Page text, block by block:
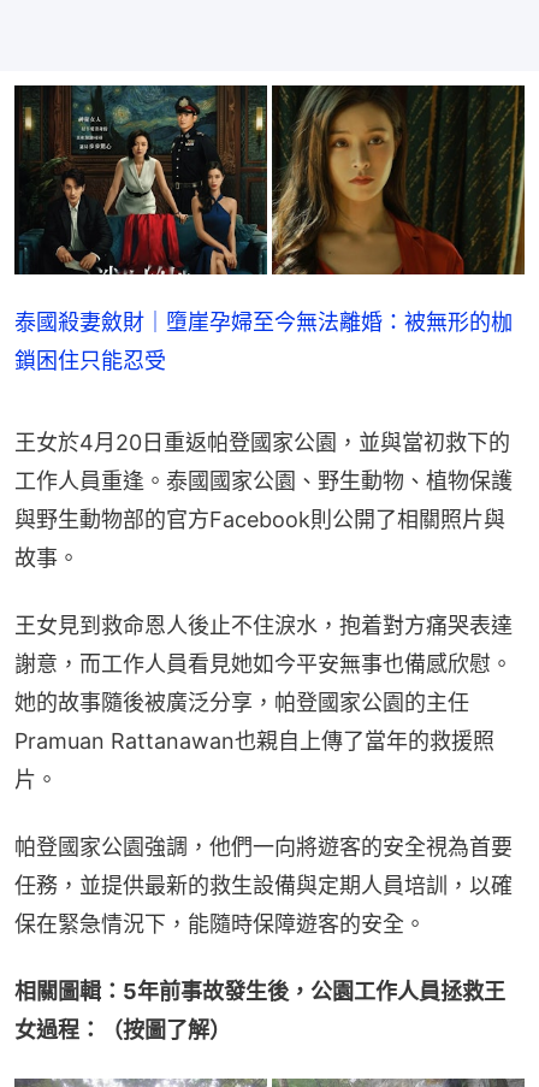
泰國殺妻斂財｜墮崖孕婦至今無法離婚：被無形的枷
鎖困住只能忍受
王女於4月20日重返帕登國家公園，並與當初救下的
工作人員重逢。泰國國家公園、野生動物、植物保護
與野生動物部的官方Facebook則公開了相關照片與
故事。
王女見到救命恩人後止不住淚水，抱着對方痛哭表達
謝意，而工作人員看見她如今平安無事也備感欣慰。
她的故事隨後被廣泛分享，帕登國家公園的主任
Pramuan Rattanawan也親自上傳了當年的救援照
片。
帕登國家公園強調，他們一向將遊客的安全視為首要
任務，並提供最新的救生設備與定期人員培訓，以確
保在緊急情況下，能隨時保障遊客的安全。
相關圖輯：5年前事故發生後，公園工作人員拯救王
女過程：（按圖了解）